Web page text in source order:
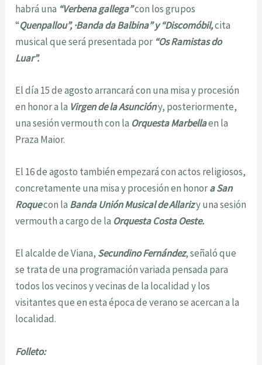
habrá una “Verbena gallega”con los grupos
“Quenpallou”, ·Banda da Balbina” y “Discomóbil,cita
musical que será presentada por “Os Ramistas do
Luar”.
El día 15 de agosto arrancará con una misa y procesión
en honor a la Virgen de la Asuncióny, posteriormente,
una sesión vermouth con la Orquesta Marbellaen la
Praza Maior.
El 16 de agosto también empezará con actos religiosos,
concretamente una misa y procesión en honora San
Roquecon la Banda Unión Musical de Allarizy una sesión
vermouth a cargo de la Orquesta Costa Oeste.
El alcalde de Viana, Secundino Fernández, señaló que
se trata de una programación variada pensada para
todos los vecinos y vecinas de la localidad y los
visitantes que en esta época de verano se acercan a la
localidad.
Folleto: